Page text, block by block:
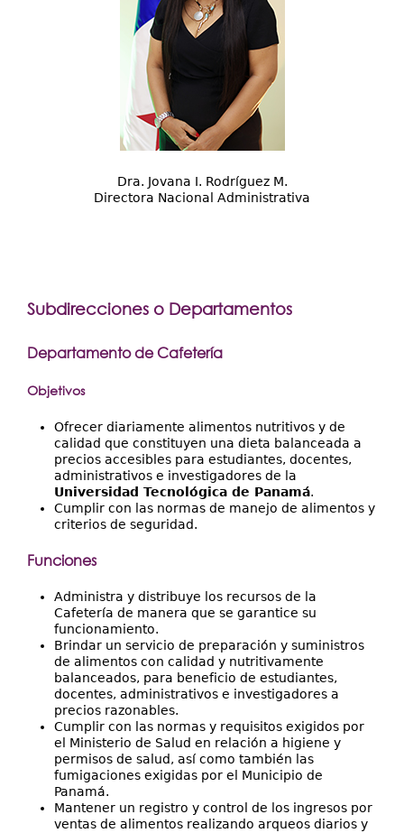
Dra. Jovana I. Rodríguez M.
Directora Nacional Administrativa
Subdirecciones o Departamentos
Departamento de Cafetería
Objetivos
Ofrecer diariamente alimentos nutritivos y de
calidad que constituyen una dieta balanceada a
precios accesibles para estudiantes, docentes,
administrativos e investigadores de la
Universidad Tecnológica de Panamá.
Cumplir con las normas de manejo de alimentos y
criterios de seguridad.
Funciones
Administra y distribuye los recursos de la
Cafetería de manera que se garantice su
funcionamiento.
Brindar un servicio de preparación y suministros
de alimentos con calidad y nutritivamente
balanceados, para beneficio de estudiantes,
docentes, administrativos e investigadores a
precios razonables.
Cumplir con las normas y requisitos exigidos por
el Ministerio de Salud en relación a higiene y
permisos de salud, así como también las
fumigaciones exigidas por el Municipio de
Panamá.
Mantener un registro y control de los ingresos por
ventas de alimentos realizando arqueos diarios y